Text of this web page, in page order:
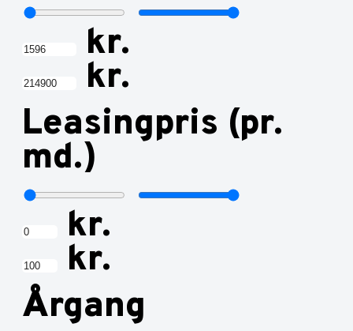
kr.
kr.
Leasingpris (pr.
md.)
kr.
kr.
Årgang